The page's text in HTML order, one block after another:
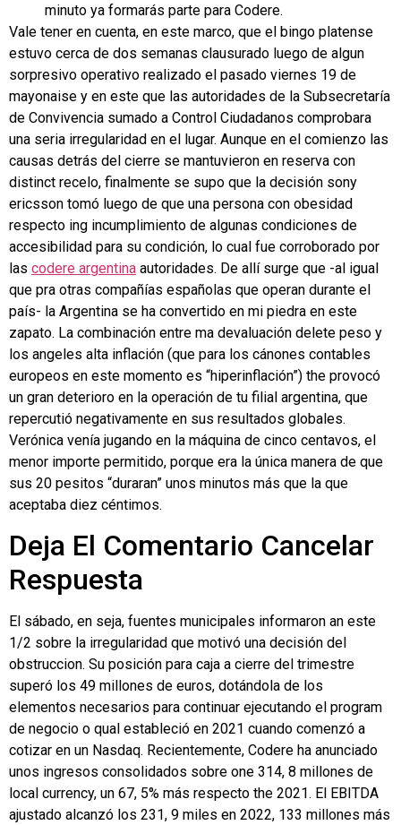
minuto ya formarás parte para Codere.
Vale tener en cuenta, en este marco, que el bingo platense
estuvo cerca de dos semanas clausurado luego de algun
sorpresivo operativo realizado el pasado viernes 19 de
mayonaise y en este que las autoridades de la Subsecretaría
de Convivencia sumado a Control Ciudadanos comprobara
una seria irregularidad en el lugar. Aunque en el comienzo las
causas detrás del cierre se mantuvieron en reserva con
distinct recelo, finalmente se supo que la decisión sony
ericsson tomó luego de que una persona con obesidad
respecto ing incumplimiento de algunas condiciones de
accesibilidad para su condición, lo cual fue corroborado por
las codere argentina autoridades. De allí surge que -al igual
que pra otras compañías españolas que operan durante el
país- la Argentina se ha convertido en mi piedra en este
zapato. La combinación entre ma devaluación delete peso y
los angeles alta inflación (que para los cánones contables
europeos en este momento es “hiperinflación”) the provocó
un gran deterioro en la operación de tu filial argentina, que
repercutió negativamente en sus resultados globales.
Verónica venía jugando en la máquina de cinco centavos, el
menor importe permitido, porque era la única manera de que
sus 20 pesitos “duraran” unos minutos más que la que
aceptaba diez céntimos.
Deja El Comentario Cancelar
Respuesta
El sábado, en seja, fuentes municipales informaron an este
1/2 sobre la irregularidad que motivó una decisión del
obstruccion. Su posición para caja a cierre del trimestre
superó los 49 millones de euros, dotándola de los
elementos necesarios para continuar ejecutando el program
de negocio o qual estableció en 2021 cuando comenzó a
cotizar en un Nasdaq. Recientemente, Codere ha anunciado
unos ingresos consolidados sobre one 314, 8 millones de
local currency, un 67, 5% más respecto the 2021. El EBITDA
ajustado alcanzó los 231, 9 miles en 2022, 133 millones más